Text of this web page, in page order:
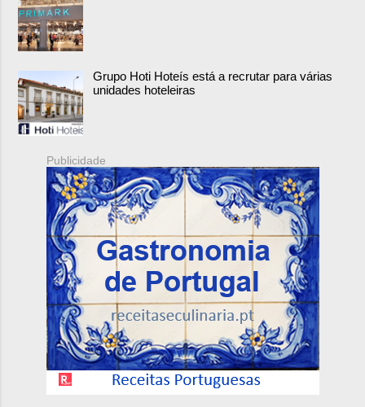
Grupo Hoti Hoteís está a recrutar para várias
unidades hoteleiras
Publicidade